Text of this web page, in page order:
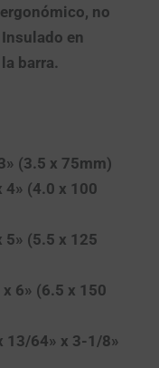
no
en
barra.
(3.5 x 75mm)
4» (4.0 x 100
5» (5.5 x 125
6» (6.5 x 150
13/64» x 3-1/8»